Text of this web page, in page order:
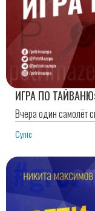
ИГРА ПО
Вчера один самолёт
Cynic